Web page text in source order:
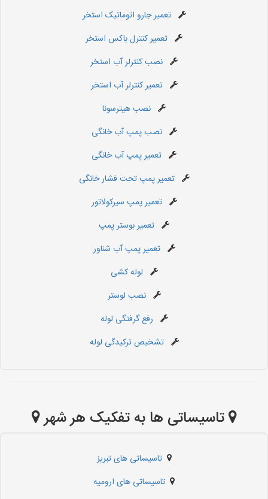
تعمیر جارو اتوماتیک استخر
تعمیر کنترل باکس استخر
نصب کنترلر آب استخر
تعمیر کنترلر آب استخر
نصب هیترسونا
نصب پمپ آب خانگی
تعمیر پمپ آب خانگی
تعمیر پمپ تحت فشار خانگی
تعمیر پمپ سیرکولاتور
تعمیر بوستر پمپ
تعمیر پمپ آب شناور
لوله کشی
نصب لوستر
رفع گرفتگی لوله
تشخیص ترکیدگی لوله
تاسیساتی ها به تفکیک هر شهر
تاسیساتی های تبریز
تاسیساتی های ارومیه